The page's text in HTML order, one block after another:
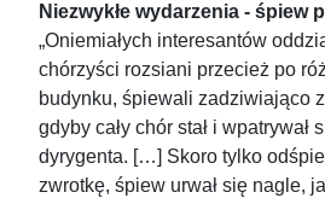
Niezwykłe wydarzenia - śpiew
„Oniemiałych interesantów
chórzyści rozsiani przecież po
budynku, śpiewali zadziwiająco
gdyby cały chór stał i
dyrygenta. […] Skoro tylko
zwrotkę, śpiew urwał się nagle,